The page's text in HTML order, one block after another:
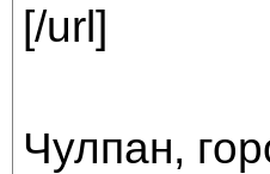
[/url]
Чулпан,